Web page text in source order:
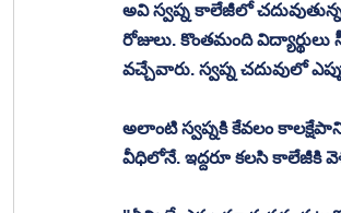
అవి స్వప్న కాలేజీలో
రోజులు. కొంతమంది
వచ్చేవారు. స్వప్న చదువులో
అలాంటి స్వప్నకి కేవలం
వీధిలోనే. ఇద్దరూ కలసి కాలేజీకి